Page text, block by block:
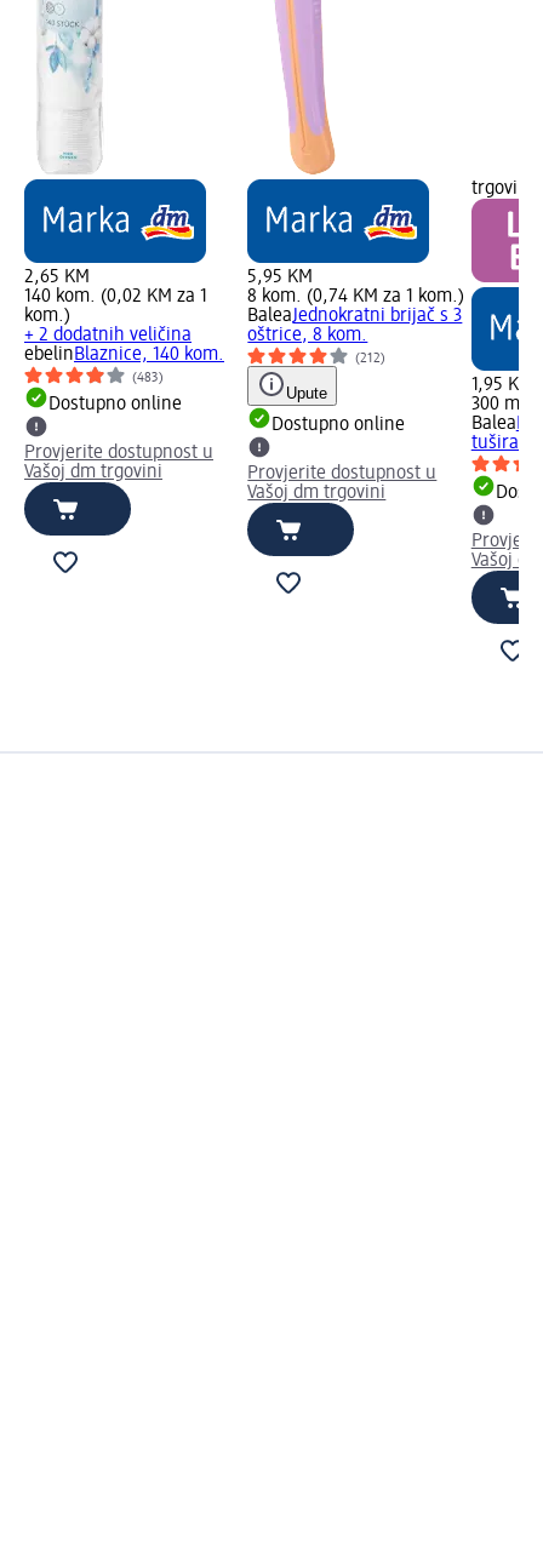
2,65 KM
140 kom. (0,02 KM za 1
kom.)
+ 2 dodatnih veličina
ebelinBlaznice, 140 kom.
(483)
Dostupno online
Provjerite dostupnost u
Vašoj dm trgovini
5,95 KM
8 kom. (0,74 KM za 1 kom.)
BaleaJednokratni brijač s 3
oštrice, 8 kom.
(212)
Upute
Dostupno online
Provjerite dostupnost u
Vašoj dm trgovini
trgovini
1,95 KM
300 ml
Balea
Vašoj